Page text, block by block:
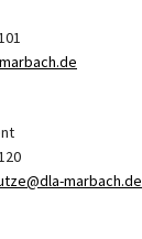
marbach.de